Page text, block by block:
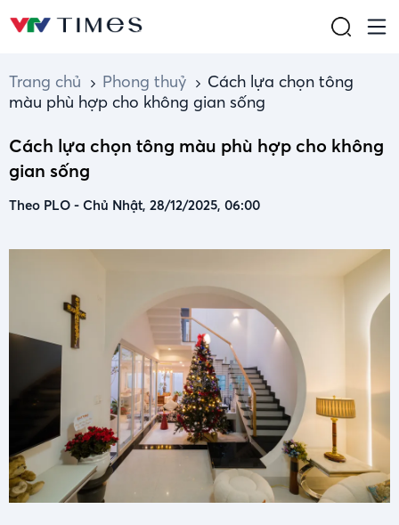
Trang chủ Phong thuỷ
Cách lựa chọn tông
màu phù hợp cho không gian sống
Cách lựa chọn tông màu phù hợp cho không
gian sống
Theo PLO - Chủ Nhật, 28/12/2025, 06:00